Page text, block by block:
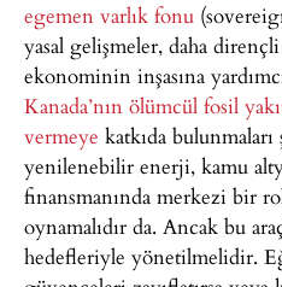
egemen varlık fonu
yasal gelişmeler, daha
ekonominin inşasına
Kanada’nın ölümcül fosil
vermeye katkıda bulunmaları
yenilenebilir enerji, kamu
finansmanında merkezi bir
oynamalıdır da. Ancak bu
hedefleriyle yönetilmelidir.